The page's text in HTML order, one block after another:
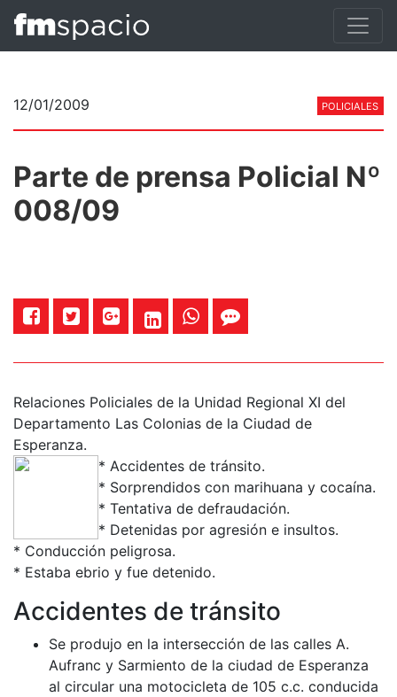
12/01/2009 POLICIALES
Parte de prensa Policial Nº
008/09
Relaciones Policiales de la Unidad Regional XI del
Departamento Las Colonias de la Ciudad de
Esperanza.
* Accidentes de tránsito.
* Sorprendidos con marihuana y cocaína.
* Tentativa de defraudación.
* Detenidas por agresión e insultos.
* Conducción peligrosa.
* Estaba ebrio y fue detenido.
Accidentes de tránsito
Se produjo en la intersección de las calles A.
Aufranc y Sarmiento de la ciudad de Esperanza
al circular una motocicleta de 105 c.c. conducida